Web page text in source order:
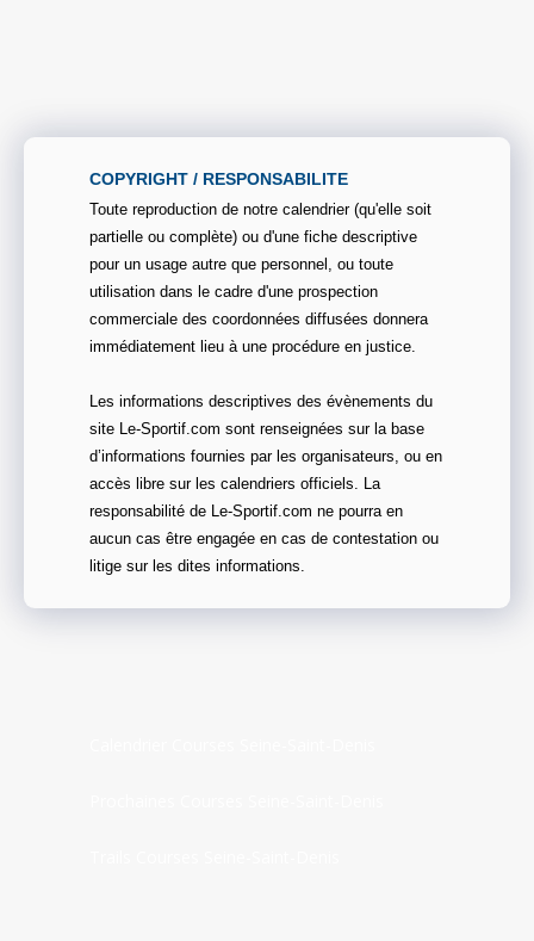
COPYRIGHT / RESPONSABILITE
Toute reproduction de notre calendrier (qu'elle soit
partielle ou complète) ou d'une fiche descriptive
pour un usage autre que personnel, ou toute
utilisation dans le cadre d'une prospection
commerciale des coordonnées diffusées donnera
immédiatement lieu à une procédure en justice.
Les informations descriptives des évènements du
site Le-Sportif.com sont renseignées sur la base
d’informations fournies par les organisateurs, ou en
accès libre sur les calendriers officiels. La
responsabilité de Le-Sportif.com ne pourra en
aucun cas être engagée en cas de contestation ou
litige sur les dites informations.